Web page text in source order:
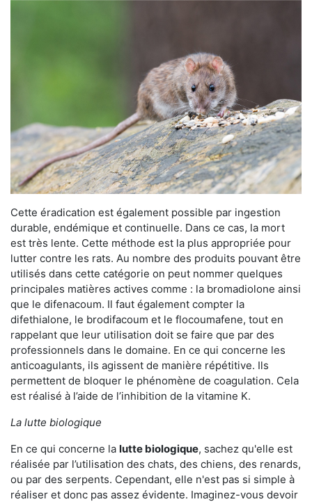
Cette éradication est également possible par ingestion
durable, endémique et continuelle. Dans ce cas, la mort
est très lente. Cette méthode est la plus appropriée pour
lutter contre les rats. Au nombre des produits pouvant être
utilisés dans cette catégorie on peut nommer quelques
principales matières actives comme : la bromadiolone ainsi
que le difenacoum. Il faut également compter la
difethialone, le brodifacoum et le flocoumafene, tout en
rappelant que leur utilisation doit se faire que par des
professionnels dans le domaine. En ce qui concerne les
anticoagulants, ils agissent de manière répétitive. Ils
permettent de bloquer le phénomène de coagulation. Cela
est réalisé à l’aide de l’inhibition de la vitamine K.
La lutte biologique
En ce qui concerne la lutte biologique, sachez qu'elle est
réalisée par l’utilisation des chats, des chiens, des renards,
ou par des serpents. Cependant, elle n'est pas si simple à
réaliser et donc pas assez évidente. Imaginez-vous devoir